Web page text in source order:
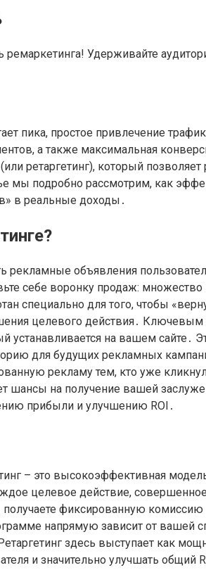
ремаркетинга! Удерживайте
пика, простое привлечение
а также максимальная
ретаргетинг), который позволяет
подробно рассмотрим, как
в реальные доходы․
рекламные объявления
себе воронку продаж: множество
специально для того, чтобы
целевого действия․
на вашем сайте․
для будущих рекламных
рекламу тем, кто уже
шансы на получение вашей
прибыли и улучшению ROI․
– это высокоэффективная
целевое действие,
получаете фиксированную
напрямую зависит от вашей
здесь выступает как
и значительно улучшать общий